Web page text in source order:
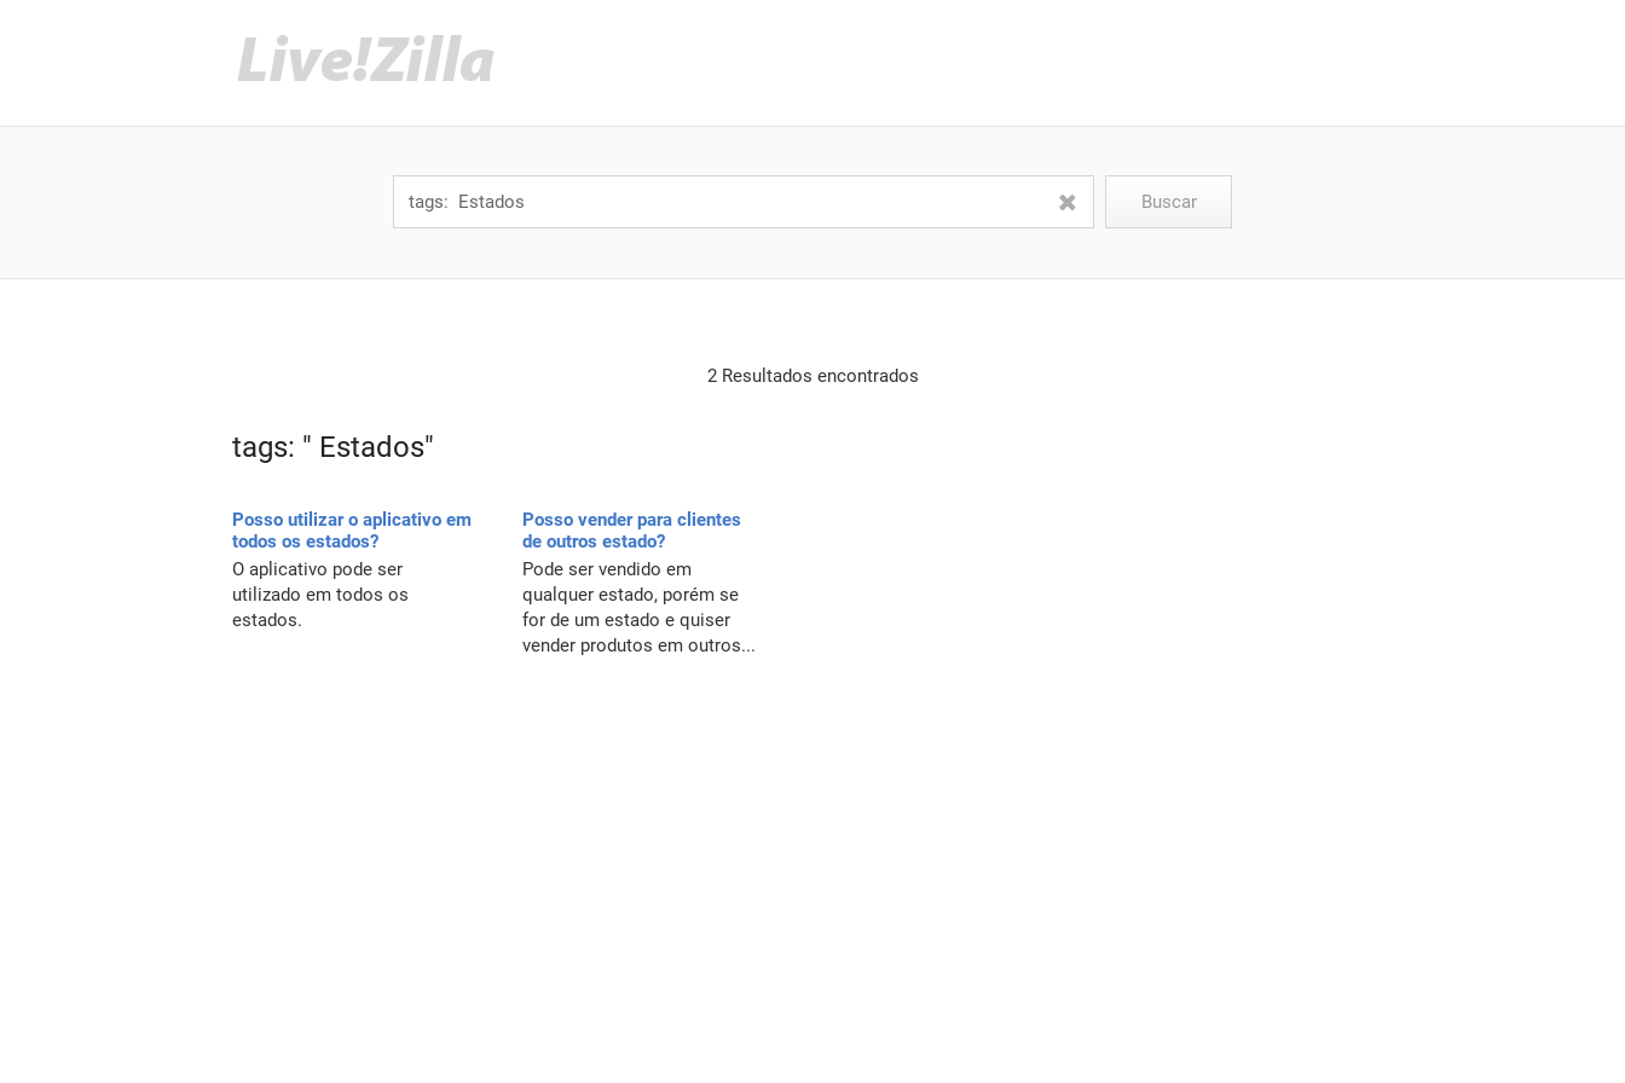
2 Resultados encontrados
tags: " Estados"
Posso utilizar o aplicativo em
todos os estados?
O aplicativo pode ser
utilizado em todos os
estados.
Posso vender para clientes
de outros estado?
Pode ser vendido em
qualquer estado, porém se
for de um estado e quiser
vender produtos em outros...